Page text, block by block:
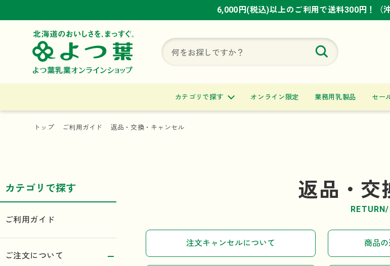
6,000円(税込)以上のご利用で送料300円！（
6,000円(税込)以上のご利用で送料300円！（
6,000円(税込)以上のご利用で送料300円！（
カテゴリで探す オンライン限定 業務用乳製品 セー
トップ ご利用ガイド 返品・交換・キャンセル
カテゴリで探す
ご利用ガイド
ご注文について
返品・交
注文キャンセルについて 商品